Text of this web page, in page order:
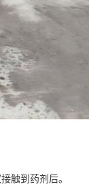
触到药剂后。